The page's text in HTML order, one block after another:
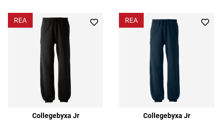
REA
Collegebyxa Jr
REA
Collegebyxa Jr